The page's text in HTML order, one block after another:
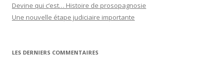
Devine qui c’est… Histoire de prosopagnosie
Une nouvelle étape judiciaire importante
LES DERNIERS COMMENTAIRES